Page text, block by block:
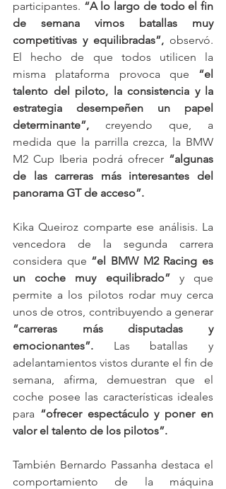
participantes. “A lo largo de todo el fin
de semana vimos batallas muy
competitivas y equilibradas”, observó.
El hecho de que todos utilicen la
misma plataforma provoca que “el
talento del piloto, la consistencia y la
estrategia desempeñen un papel
determinante”, creyendo que, a
medida que la parrilla crezca, la BMW
M2 Cup Iberia podrá ofrecer “algunas
de las carreras más interesantes del
panorama GT de acceso”.
Kika Queiroz comparte ese análisis. La
vencedora de la segunda carrera
considera que “el BMW M2 Racing es
un coche muy equilibrado” y que
permite a los pilotos rodar muy cerca
“carreras más disputadas y
emocionantes”. Las batallas y
adelantamientos vistos durante el fin de
semana, afirma, demuestran que el
coche posee las características ideales
para “ofrecer espectáculo y poner en
valor el talento de los pilotos”.
También Bernardo Passanha destaca el
comportamiento de la máquina